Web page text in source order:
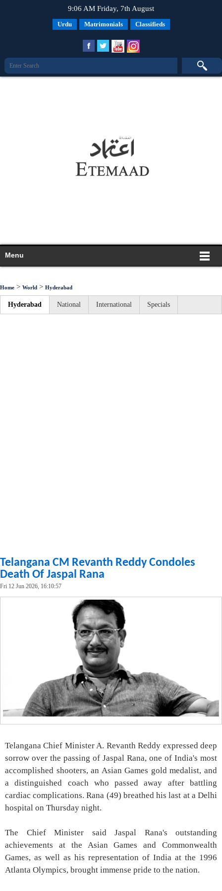
9:06 AM Friday, 7th August
Urdu Matrimonials Classifieds
Menu
Home > World > Hyderabad
Hyderabad National International Specials
Telangana CM Revanth Reddy Condoles
Death Of Jaspal Rana
Fri 12 Jun 2026, 16:10:57
Telangana Chief Minister A. Revanth Reddy expressed deep
sorrow over the passing of Jaspal Rana, one of India's most
accomplished shooters, an Asian Games gold medalist, and
a distinguished coach who passed away after battling
cardiac complications. Rana (49) breathed his last at a Delhi
hospital on Thursday night.
The Chief Minister said Jaspal Rana's outstanding
achievements at the Asian Games and Commonwealth
Games, as well as his representation of India at the 1996
Atlanta Olympics, brought immense pride to the nation.